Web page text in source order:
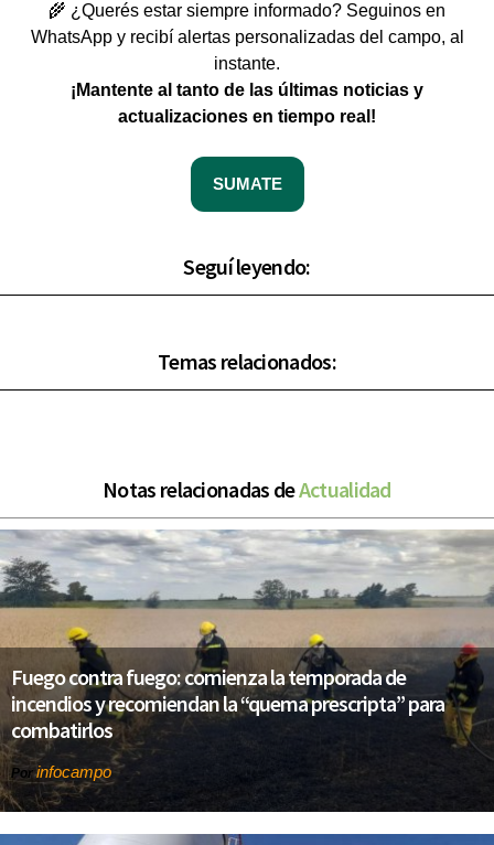
🌾 ¿Querés estar siempre informado? Seguinos en
WhatsApp y recibí alertas personalizadas del campo, al
instante.
¡Mantente al tanto de las últimas noticias y
actualizaciones en tiempo real!
SUMATE
Seguí leyendo:
Temas relacionados:
Notas relacionadas deActualidad
Fuego contra fuego: comienza la temporada de
incendios y recomiendan la “quema prescripta” para
combatirlos
Porinfocampo